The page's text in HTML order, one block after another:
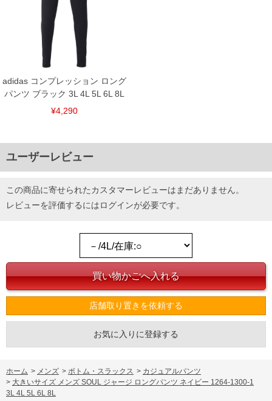
adidas コンプレッション ロング
パンツ ブラック 3L 4L 5L 6L 8L
¥4,290
ユーザーレビュー
この商品に寄せられたカスタマーレビューはまだありません。
レビューを評価するにはログインが必要です。
店舗取り置きを依頼する
お気に入りに登録する
ホーム > メンズ > ボトム・スラックス > カジュアルパンツ
> 大きいサイズ メンズ SOUL ジャージ ロングパンツ ネイビー 1264-1300-1
3L 4L 5L 6L 8L